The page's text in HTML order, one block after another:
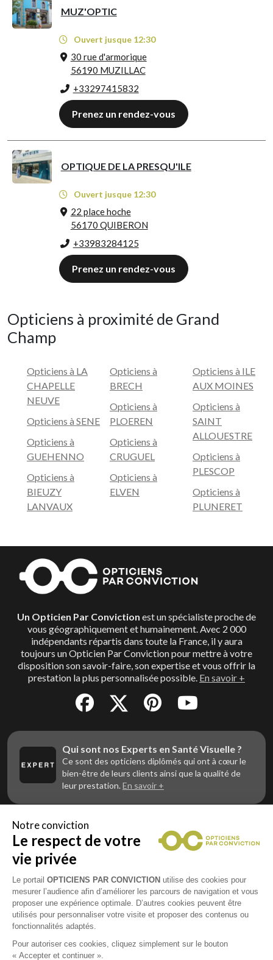
MUZ'OPTIC
Ouvert jusque 12:30
30 rue d'armorique
56190 MUZILLAC
+33297415832
Prenez un rendez-vous
OPTIQUE DE LA PRESQU'ILE
Ouvert jusque 12:30
22 place hoche
56170 QUIBERON
+33983284125
Prenez un rendez-vous
Opticiens à proximité de Grand
Champ
Opticiens à LA
CHAPELLE
NEUVE
Opticiens à SENE
Opticiens à
GUEHENNO
Opticiens à
BIEUZY
LANVAUX
Opticiens à
BRECH
Opticiens à
PLOEREN
Opticiens à
CRUGUEL
Opticiens à
ELVEN
Opticiens à ILE
AUX MOINES
Opticiens à
SAINT
ALLOUESTRE
Opticiens à
PLESCOP
Opticiens à
PLUNERET
Un Opticien Par Conviction est un spécialiste proche de
vous géographiquement et humainement. Avec 2 000
indépendants répartis dans toute la France, il y aura
toujours un Opticien Par Conviction pour mettre à votre
disposition son savoir-faire, son expertise et vous offrir la
prestation la plus personnalisée possible. En savoir +
Qui sont nos Experts en Santé Visuelle ?
Ce sont des opticiens diplômés qui ont à cœur le
bien-être de leurs clients ainsi que la qualité de
leur prestation. En savoir +
Vous êtes un professionnel de la vue et
vous souhaitez nous rejoindre ?
Contactez Alliance Optic, la centrale d’achats et
d’accompagnement des opticiens indépendants
Notre conviction
Le respect de votre
vie privée
Le portail OPTICIENS PAR CONVICTION utilise des cookies pour
mesurer l’audience afin d’améliorer les parcours de navigation et vous
proposer une expérience optimale. D’autres cookies peuvent être
utilisés pour personnaliser votre visite et proposer des contenus ou
fonctionnalités adaptés.
Pour autoriser ces cookies, cliquez simplement sur le bouton
« Accepter et continuer ».